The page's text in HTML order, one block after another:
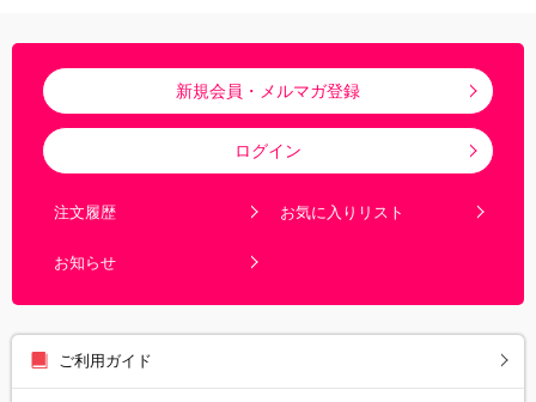
新規会員・メルマガ登録
ログイン
注文履歴 お気に入りリスト
お知らせ
ご利用ガイド